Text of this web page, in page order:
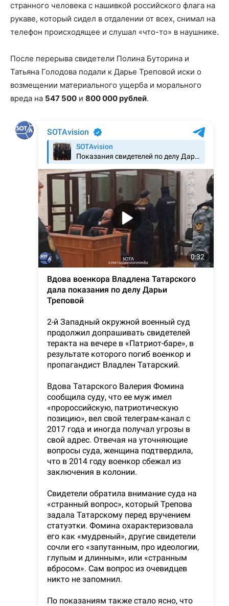
странного человека с нашивкой российского флага на
рукаве, который сидел в отдалении от всех, снимал на
телефон происходящее и слушал «что-то» в наушнике.
После перерыва свидетели Полина Буторина и
Татьяна Голодова подали к Дарье Треповой иски о
возмещении материального ущерба и морального
вреда на 547 500 и 800 000 рублей.